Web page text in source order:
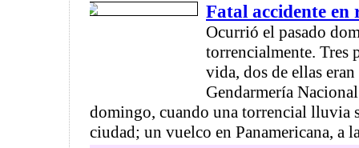
Fatal accidente en
Ocurrió el pasado
torrencialmente. Tres
vida, dos de ellas
Gendarmería
domingo, cuando una torrencial lluvia
ciudad; un vuelco en Panamericana, a